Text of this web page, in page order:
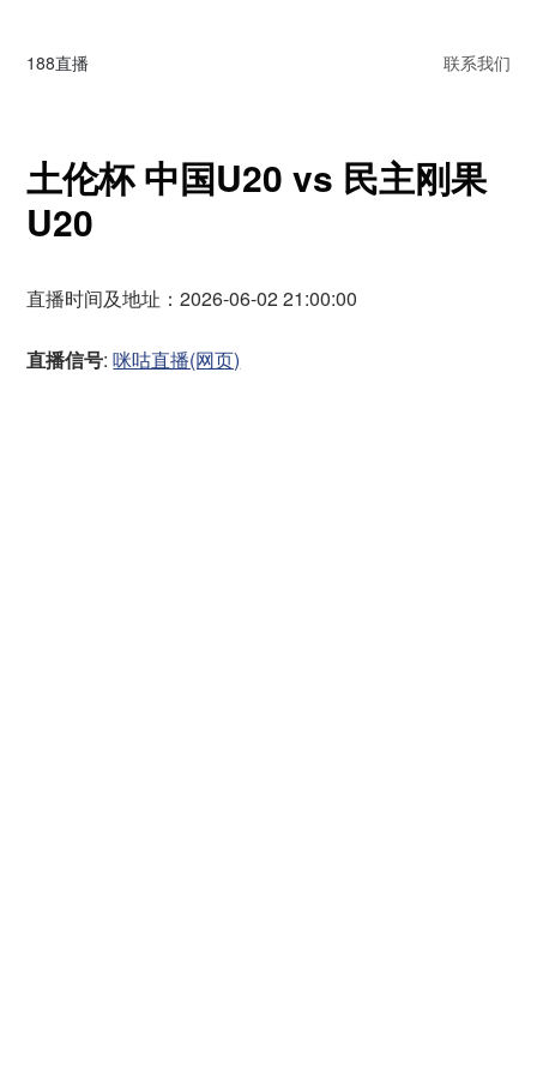
188直播 联系我们
土伦杯 中国U20 vs 民主刚果
U20
直播时间及地址：2026-06-02 21:00:00
直播信号:咪咕直播(网页)